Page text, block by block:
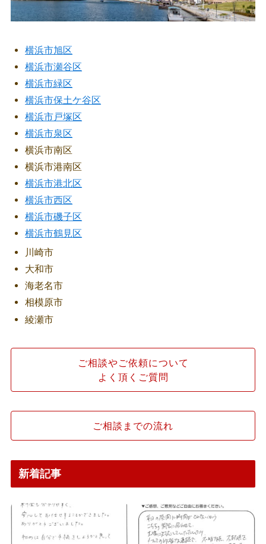
横浜市旭区
横浜市瀬谷区
横浜市緑区
横浜市保土ケ谷区
横浜市戸塚区
横浜市泉区
横浜市南区
横浜市港南区
横浜市港北区
横浜市西区
横浜市磯子区
横浜市鶴見区
川崎市
大和市
海老名市
相模原市
綾瀬市
ご相談やご依頼について
よく頂くご質問
ご相談までの流れ
新着記事